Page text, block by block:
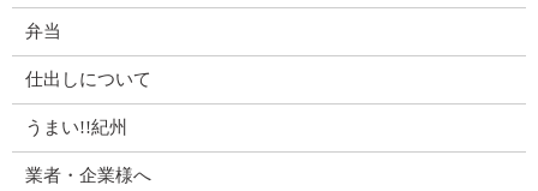
弁当
仕出しについて
うまい!!紀州
業者・企業様へ